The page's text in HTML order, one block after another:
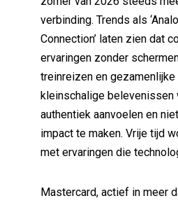
verbinding. Trends als
Connection’ laten zien dat
ervaringen zonder
treinreizen en
kleinschalige belevenissen
authentiek aanvoelen en
impact te maken. Vrije tijd
met ervaringen die
Mastercard, actief in meer